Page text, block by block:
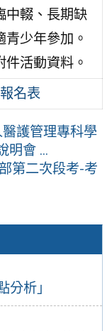
析」
中輟、長期缺
少年參加。
件活動資料。
名表
護管理專科學
明會 ...
第二次段考-考